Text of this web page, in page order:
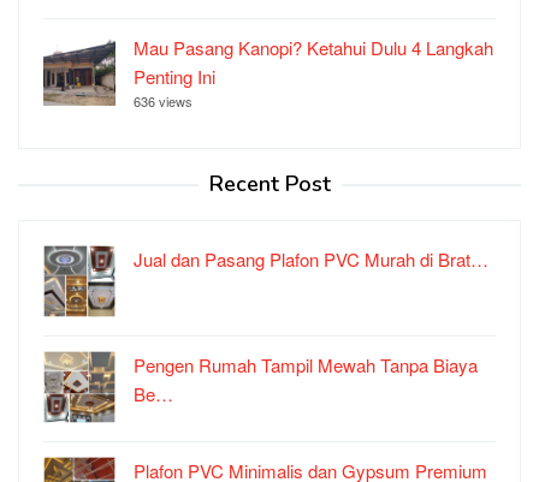
Mau Pasang Kanopi? Ketahui Dulu 4 Langkah
Penting Ini
636 views
Recent Post
Jual dan Pasang Plafon PVC Murah di Brat…
Pengen Rumah Tampil Mewah Tanpa Biaya
Be…
Plafon PVC Minimalis dan Gypsum Premium